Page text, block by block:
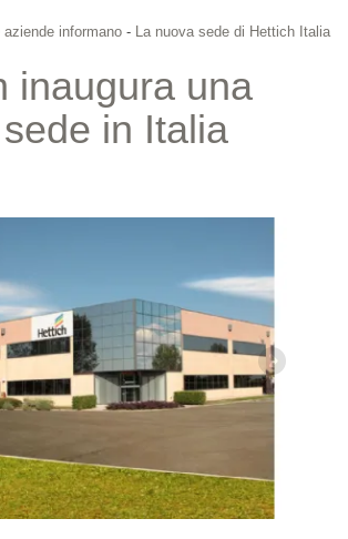
aziende informano - La nuova sede di Hettich Italia
inaugura una
in Italia